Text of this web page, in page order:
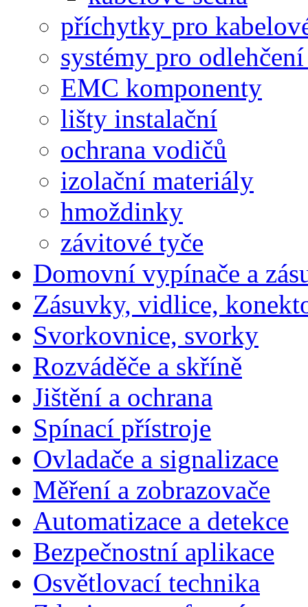
příchytky pro
systémy pro
EMC komponenty
lišty instalační
ochrana vodičů
izolační materiály
hmoždinky
závitové tyče
Domovní vypínače a
Zásuvky, vidlice,
Svorkovnice, svorky
Rozváděče a skříně
Jištění a ochrana
Spínací přístroje
Ovladače a signalizace
Měření a zobrazovače
Automatizace a detekce
Bezpečnostní aplikace
Osvětlovací technika